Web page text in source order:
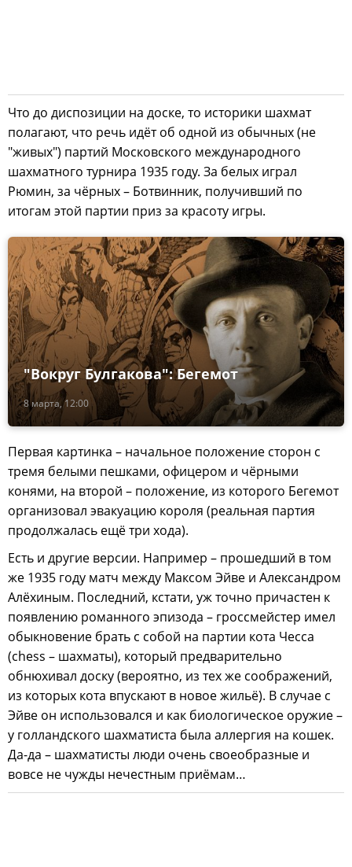
Что до диспозиции на доске, то историки шахмат
полагают, что речь идёт об одной из обычных (не
"живых") партий Московского международного
шахматного турнира 1935 году. За белых играл
Рюмин, за чёрных – Ботвинник, получивший по
итогам этой партии приз за красоту игры.
8 марта, 12:00
"Вокруг Булгакова": Бегемот
Первая картинка – начальное положение сторон с
тремя белыми пешками, офицером и чёрными
конями, на второй – положение, из которого Бегемот
организовал эвакуацию короля (реальная партия
продолжалась ещё три хода).
Есть и другие версии. Например – прошедший в том
же 1935 году матч между Максом Эйве и Александром
Алёхиным. Последний, кстати, уж точно причастен к
появлению романного эпизода – гроссмейстер имел
обыкновение брать с собой на партии кота Чесса
(chess – шахматы), который предварительно
обнюхивал доску (вероятно, из тех же соображений,
из которых кота впускают в новое жильё). В случае с
Эйве он использовался и как биологическое оружие –
у голландского шахматиста была аллергия на кошек.
Да-да – шахматисты люди очень своеобразные и
вовсе не чужды нечестным приёмам…